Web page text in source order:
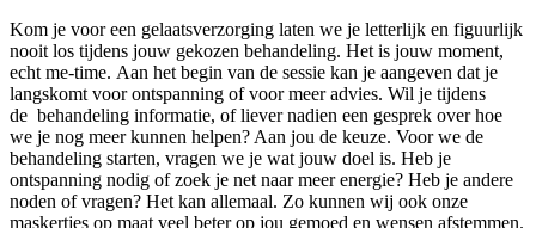
Kom je voor een gelaatsverzorging laten we je letterlijk en figuurlijk
nooit los tijdens jouw gekozen behandeling. Het is jouw moment,
echt me-time. Aan het begin van de sessie kan je aangeven dat je
langskomt voor ontspanning of voor meer advies. Wil je tijdens
de behandeling informatie, of liever nadien een gesprek over hoe
we je nog meer kunnen helpen? Aan jou de keuze. Voor we de
behandeling starten, vragen we je wat jouw doel is. Heb je
ontspanning nodig of zoek je net naar meer energie? Heb je andere
noden of vragen? Het kan allemaal. Zo kunnen wij ook onze
maskertjes op maat veel beter op jou gemoed en wensen afstemmen.